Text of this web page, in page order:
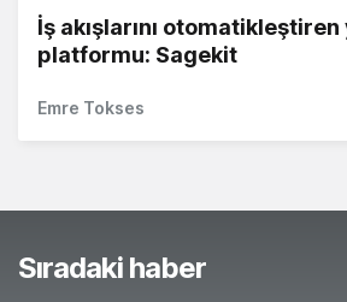
İş akışlarını
platformu: Sagekit
Emre Tokses
Sıradaki haber